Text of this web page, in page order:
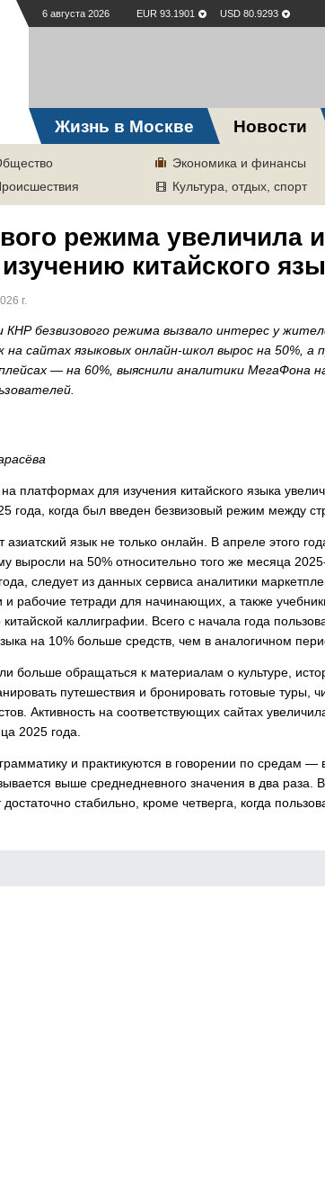
6 августа 2026 EUR 93.1901 USD 80.9293
Жизнь в Москве Новости
Экономика и финансы
Культура, отдых, спорт
режима увеличила
китайского
г.
КНР безвизового режима вызвало интерес у
на сайтах языковых онлайн-школ вырос на 50%, а
— на 60%, выяснили аналитики МегаФона
платформах для изучения китайского языка
года, когда был введен безвизовый режим между
язык не только онлайн. В апреле этого
выросли на 50% относительно того же месяца
следует из данных сервиса аналитики
и рабочие тетради для начинающих, а также
каллиграфии. Всего с начала года
на 10% больше средств, чем в аналогичном
больше обращаться к материалам о культуре,
путешествия и бронировать готовые туры,
Активность на соответствующих сайтах
2025 года.
и практикуются в говорении по средам —
выше среднедневного значения в два раза.
стабильно, кроме четверга, когда